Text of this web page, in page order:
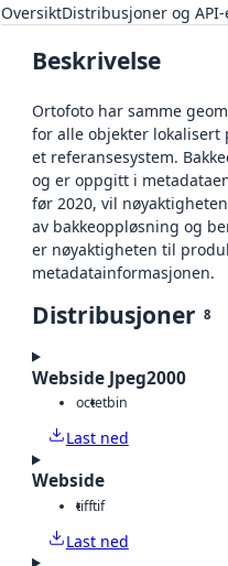
OversiktDistribusjoner og
Beskrivelse
Ortofoto har samme
for alle objekter lokalisert
et referansesystem.
og er oppgitt i
før 2020, vil
av bakkeoppløsning og
er nøyaktigheten til
metadatainformasjonen.
Distribusjoner 8
Webside Jpeg2000
octetbin
Last ned
Webside
tifftif
Last ned